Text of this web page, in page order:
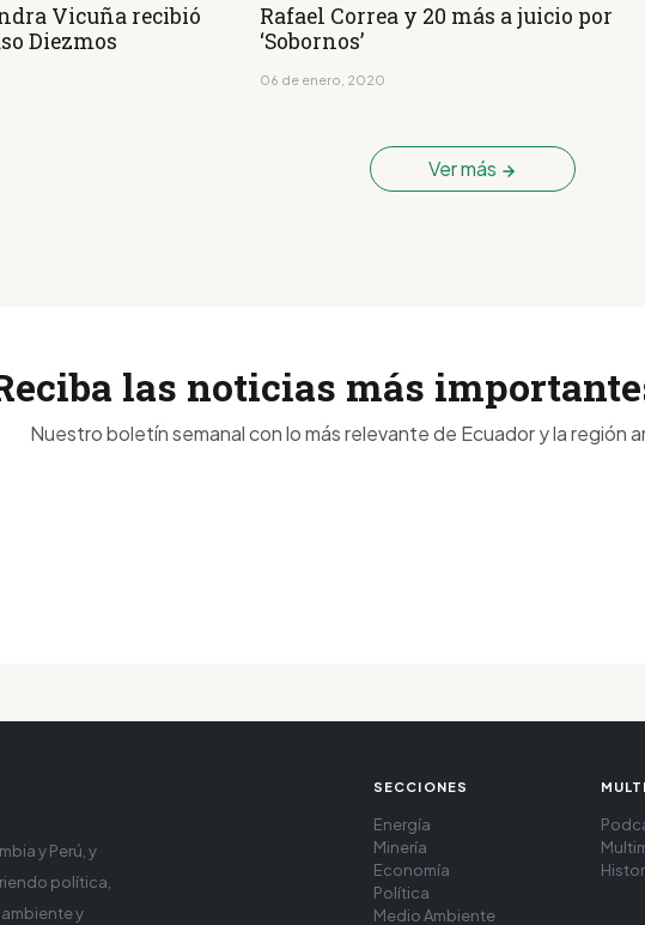
Vicuña recibió
Diezmos
Rafael Correa y 20 más a juicio por
‘Sobornos’
06 de enero, 2020
Ver más
las noticias más
Nuestro boletín semanal con lo más relevante de Ecuador y la región
y Perú, y
política,
y
SECCIONES
Energía
Minería
Economía
Política
Medio Ambiente